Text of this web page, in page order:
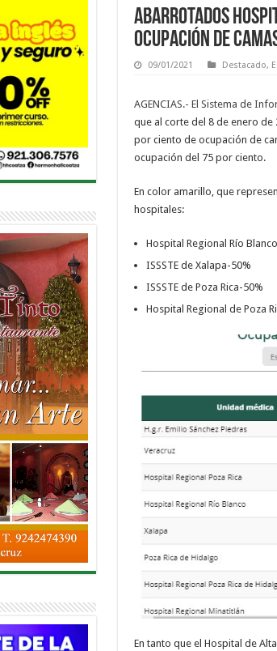
Abarrotados
ocupación de
09/01/2021 Destacado,
AGENCIAS.- El Sistema de
que al corte del 8 de enero de
por ciento de ocupación de
ocupación del 75 por ciento.
En color amarillo, que
hospitales:
Hospital Regional Río
ISSSTE de Xalapa-50%
ISSSTE de Poza Rica-50%
Hospital Regional de Poza
En tanto que el Hospital de